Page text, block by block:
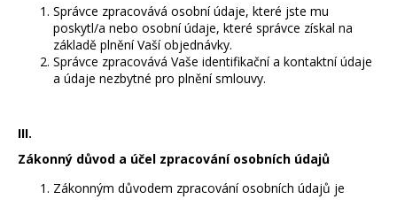
Správce zpracovává osobní údaje, které jste mu
poskytl/a nebo osobní údaje, které správce získal na
základě plnění Vaší objednávky.
Správce zpracovává Vaše identifikační a kontaktní údaje
a údaje nezbytné pro plnění smlouvy.
III.
Zákonný důvod a účel zpracování osobních údajů
Zákonným důvodem zpracování osobních údajů je
e
BALANČNÍ